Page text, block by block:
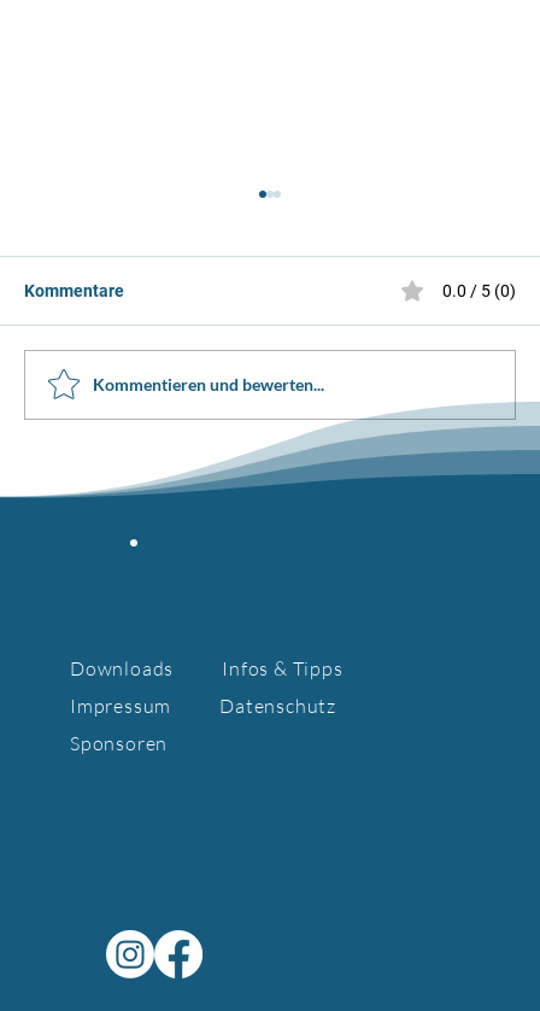
Clubmeisterschaft 2025
Kommentare 0.0 / 5 (0)
Kommentieren und bewerten...
Downloads
Infos & Tipps
Impressum
Datenschutz
Sponsoren